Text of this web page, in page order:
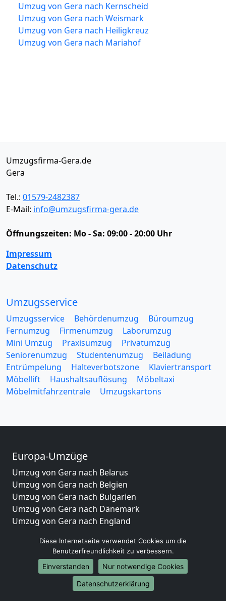
Umzug von Gera nach Kernscheid
Umzug von Gera nach Weismark
Umzug von Gera nach Heiligkreuz
Umzug von Gera nach Mariahof
Umzugsfirma-Gera.de
Gera
Tel.: 01579-2482387
E-Mail: info@umzugsfirma-gera.de
Öffnungszeiten: Mo - Sa: 09:00 - 20:00 Uhr
Impressum
Datenschutz
Umzugsservice
Umzugsservice Behördenumzug
Büroumzug
Fernumzug
Firmenumzug
Laborumzug
Mini Umzug
Praxisumzug
Privatumzug
Seniorenumzug
Studentenumzug
Beiladung
Entrümpelung
Halteverbotszone
Klaviertransport
Möbellift
Haushaltsauflösung
Möbeltaxi
Möbelmitfahrzentrale
Umzugskartons
Europa-Umzüge
Umzug von Gera nach Belarus
Umzug von Gera nach Belgien
Umzug von Gera nach Bulgarien
Umzug von Gera nach Dänemark
Umzug von Gera nach England
Umzug von Gera nach Bosnien und Herzegowina
Umzug von Gera nach Irland
Umzug von Gera nach Lettland
Umzug von Gera nach Zypern
Umzug von Gera nach Kroatien
Diese Internetseite verwendet Cookies um die
Benutzerfreundlichkeit zu verbessern.
Einverstanden
Nur notwendige Cookies
Datenschutzerklärung